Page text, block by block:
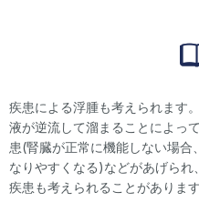
疾患による浮腫も考えられます
液が逆流して溜まることによっ
患(腎臓が正常に機能しない場合
なりやすくなる)などがあげら
疾患も考えられることがあります